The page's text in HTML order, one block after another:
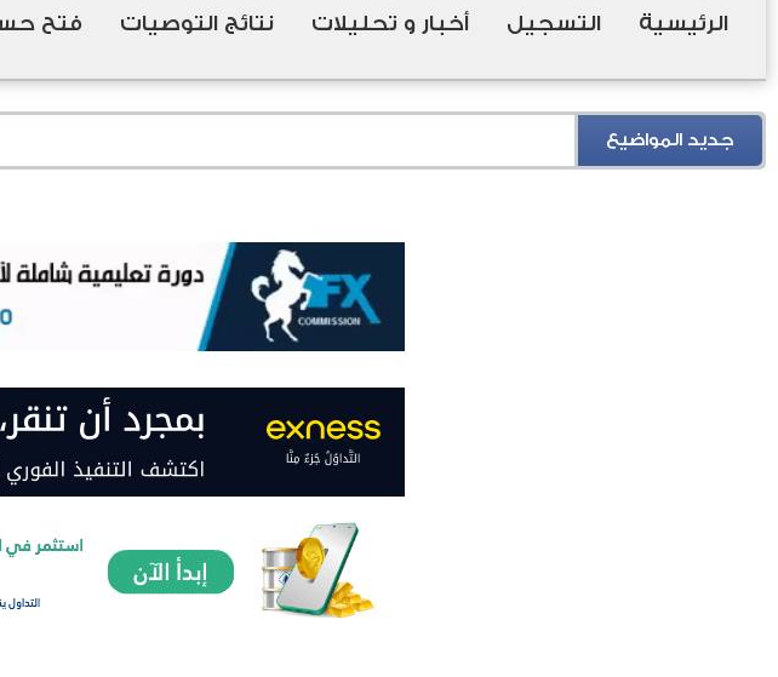
الرئيسية التسجيل أخبار و تحليلات نتائج التوصيات فتح
جديد المواضيع